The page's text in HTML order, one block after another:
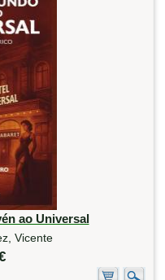
ao Universal
Vicente